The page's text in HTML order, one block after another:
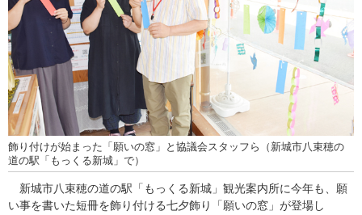
飾り付けが始まった「願いの窓」と協議会スタッフら（新城市八束穂の
道の駅「もっくる新城」で）
新城市八束穂の道の駅「もっくる新城」観光案内所に今年も、願
い事を書いた短冊を飾り付ける七夕飾り「願いの窓」が登場し